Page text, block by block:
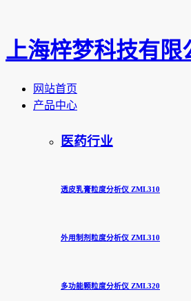
上海梓梦科技有限
网站首页
产品中心
医药行业
透皮乳膏粒度分析仪 ZML310
外用制剂粒度分析仪 ZML310
多功能颗粒度分析仪 ZML320